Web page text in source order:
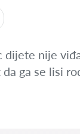
dijete nije
ga se lisi